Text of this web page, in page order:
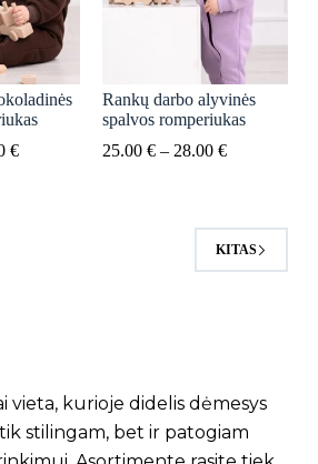
€Price
Rankų darbo alyvinės
spalvos romperiukas
25.00 € – 28.00 €Price
28.00 €
KITAS
vieta, kurioje didelis dėmesys
stilingam, bet ir patogiam